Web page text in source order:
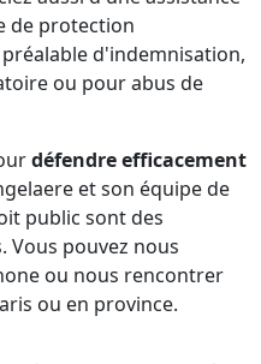
de protection
d'indemnisation,
ou pour abus de
défendre efficacement
et son équipe de
public sont des
Vous pouvez nous
ou nous rencontrer
ou en province.